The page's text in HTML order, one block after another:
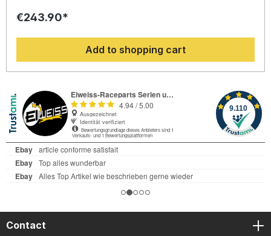
Registered DesignProtectors delivery: 1x clutch, 1x
2008-2011.GB Racing products are used by many top teams
worldwide. By working closely with motorcycle racing team
GB Racing developed the new generation of high-end
protectors. The high quality of the GB Racing protectors
Federation Internationale de Motocyclisme.
€243.90*
Add to shopping cart
Contact